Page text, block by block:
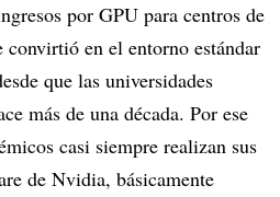
por GPU para centros de
en el entorno estándar
que las universidades
más de una década. Por ese
casi siempre realizan sus
de Nvidia, básicamente